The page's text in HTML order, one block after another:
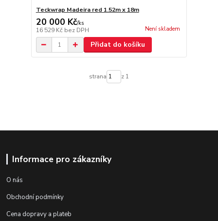
Teckwrap Madeira red 1.52m x 18m
20 000 Kč/ks
16 529 Kč bez DPH Není skladem
Přidat do košíku
strana z 1
Informace pro zákazníky
O nás
Obchodní podmínky
Cena dopravy a plateb